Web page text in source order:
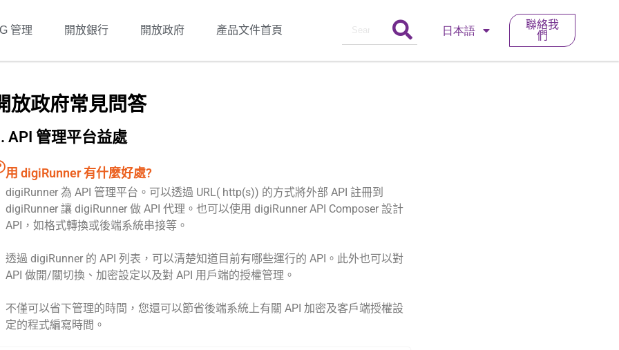
管理 開放銀行 開放政府 產品文件首頁 日本語
聯絡我
們
放政府常見問答
API 管理平台益處
用 digiRunner 有什麼好處?
digiRunner 為 API 管理平台。可以透過 URL( http(s)) 的方式將外部 API 註冊到
digiRunner 讓 digiRunner 做 API 代理。也可以使用 digiRunner API Composer 設計
API，如格式轉換或後端系統串接等。
透過 digiRunner 的 API 列表，可以清楚知道目前有哪些運行的 API。此外也可以對
API 做開/關切換、加密設定以及對 API 用戶端的授權管理。
不僅可以省下管理的時間，您還可以節省後端系統上有關 API 加密及客戶端授權設
定的程式編寫時間。